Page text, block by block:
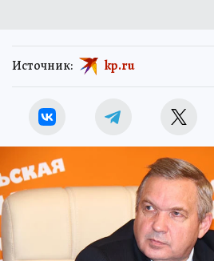
Источник: kp.ru